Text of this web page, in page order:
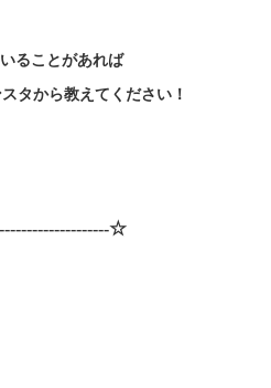
ることがあれば
タから教えてください！
☆